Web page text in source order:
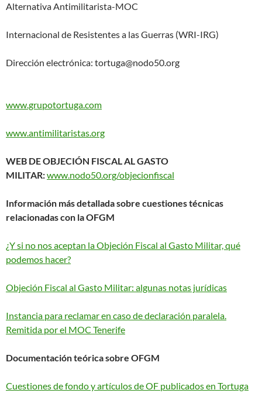
Alternativa Antimilitarista-MOC
Internacional de Resistentes a las Guerras (WRI-IRG)
Dirección electrónica: tortuga@nodo50.org
www.grupotortuga.com
www.antimilitaristas.org
WEB DE OBJECIÓN FISCAL AL GASTO
MILITAR:www.nodo50.org/objecionfiscal
Información más detallada sobre cuestiones técnicas
relacionadas con la OFGM
¿Y si no nos aceptan la Objeción Fiscal al Gasto Militar, qué
podemos hacer?
Objeción Fiscal al Gasto Militar: algunas notas jurídicas
Instancia para reclamar en caso de declaración paralela.
Remitida por el MOC Tenerife
Documentación teórica sobre OFGM
Cuestiones de fondo y artículos de OF publicados en Tortuga